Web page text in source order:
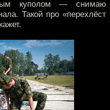
куполом — снимаю
Такой про «перехлёст